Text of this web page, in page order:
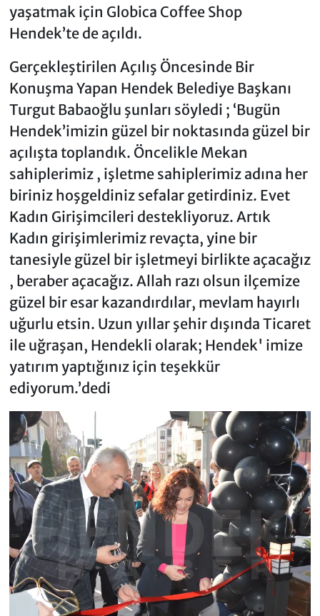
yaşatmak için Globica Coffee Shop
Hendek’te de açıldı.
Gerçekleştirilen Açılış Öncesinde Bir
Konuşma Yapan Hendek Belediye Başkanı
Turgut Babaoğlu şunları söyledi ; ‘Bugün
Hendek’imizin güzel bir noktasında güzel bir
açılışta toplandık. Öncelikle Mekan
sahiplerimiz , işletme sahiplerimiz adına her
biriniz hoşgeldiniz sefalar getirdiniz. Evet
Kadın Girişimcileri destekliyoruz. Artık
Kadın girişimlerimiz revaçta, yine bir
tanesiyle güzel bir işletmeyi birlikte açacağız
, beraber açacağız. Allah razı olsun ilçemize
güzel bir esar kazandırdılar, mevlam hayırlı
uğurlu etsin. Uzun yıllar şehir dışında Ticaret
ile uğraşan, Hendekli olarak; Hendek' imize
yatırım yaptığınız için teşekkür
ediyorum.’dedi